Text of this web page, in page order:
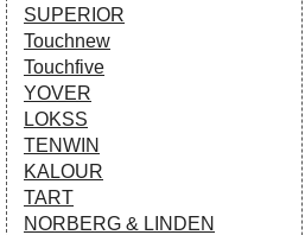
SUPERIOR
Touchnew
Touchfive
YOVER
LOKSS
TENWIN
KALOUR
TART
NORBERG & LINDEN